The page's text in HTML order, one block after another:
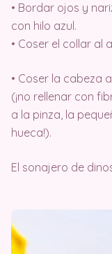
• Bordar ojos y
con hilo azul.
• Coser el collar al
• Coser la cabeza
(¡no rellenar con
a la pinza, la
hueca!).
El sonajero de